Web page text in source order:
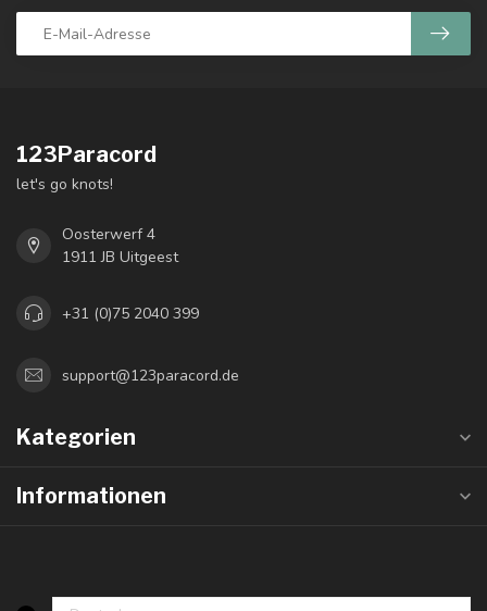
123Paracord
let's go knots!
Oosterwerf 4
1911 JB Uitgeest
+31 (0)75 2040 399
support@123paracord.de
Kategorien
Informationen